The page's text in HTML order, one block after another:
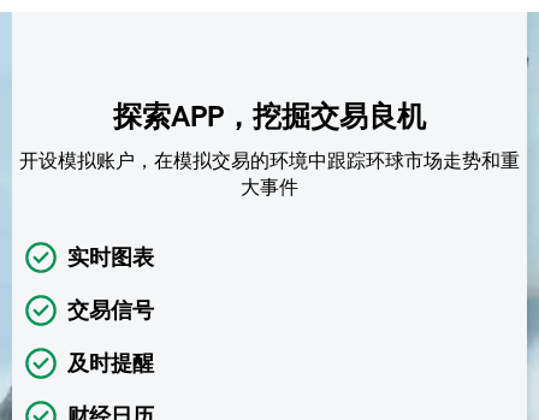
探索APP，挖掘交易良机
开设模拟账户，在模拟交易的环境中跟踪环球市场走势和重
大事件
实时图表
交易信号
及时提醒
财经日历